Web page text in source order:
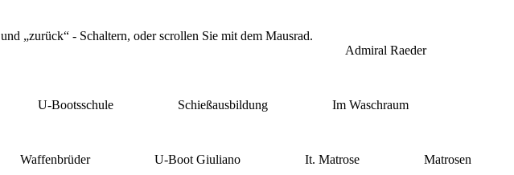
und zurück
- Schaltern, oder scrollen Sie mit dem Mausrad.
Admiral Raeder
U-Bootsschule Schießausbildung Im Waschraum
Waffenbrüder U-Boot Giuliano It. Matrose Matrosen